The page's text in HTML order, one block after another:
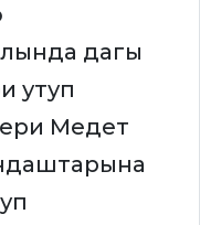
дагы
утуп
Медет